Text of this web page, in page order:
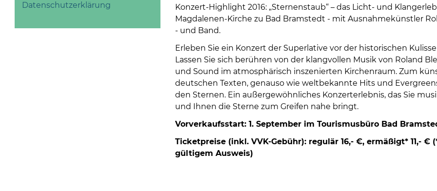
Datenschutzerklärung
Konzert-Highlight 2016: „Sternenstaub“ – das Licht- und
Magdalenen-Kirche zu Bad Bramstedt - mit Ausnahmekünstler
- und Band.
Erleben Sie ein Konzert der Superlative vor der historischen
Lassen Sie sich berühren von der klangvollen Musik von Roland
und Sound im atmosphärisch inszenierten Kirchenraum. Zum
deutschen Texten, genauso wie weltbekannte Hits und
den Sternen. Ein außergewöhnliches Konzerterlebnis, das Sie
und Ihnen die Sterne zum Greifen nahe bringt.
Vorverkaufsstart: 1. September im Tourismusbüro Bad
Ticketpreise (inkl. VVK-Gebühr): regulär 16,- €, ermäßigt* 11,-
gültigem Ausweis)